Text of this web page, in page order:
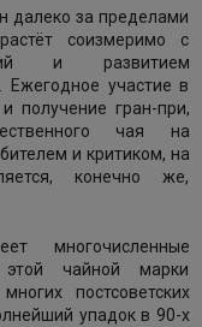
далеко за пределами
соизмеримо с
и развитием
Ежегодное участие в
получение гран-при,
чая на
и критиком, на
конечно же,
многочисленные
чайной марки
постсоветских
упадок в 90-х